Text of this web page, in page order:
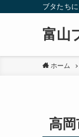
ブタたち
富山
ホーム
高岡